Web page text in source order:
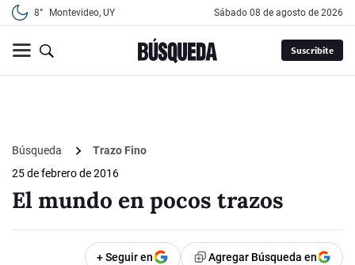
8° Montevideo, UY sábado 08 de agosto de 2026
Suscribite
Búsqueda
Trazo Fino
25 de febrero de 2016
El mundo en pocos trazos
+ Seguir en Agregar Búsqueda en